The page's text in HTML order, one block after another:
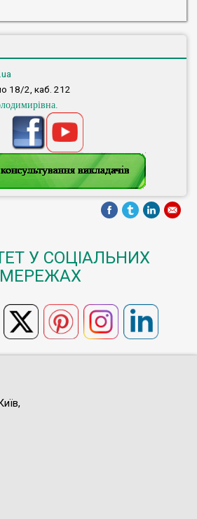
18/2, каб. 212
У СОЦІАЛЬНИХ
МЕРЕЖАХ